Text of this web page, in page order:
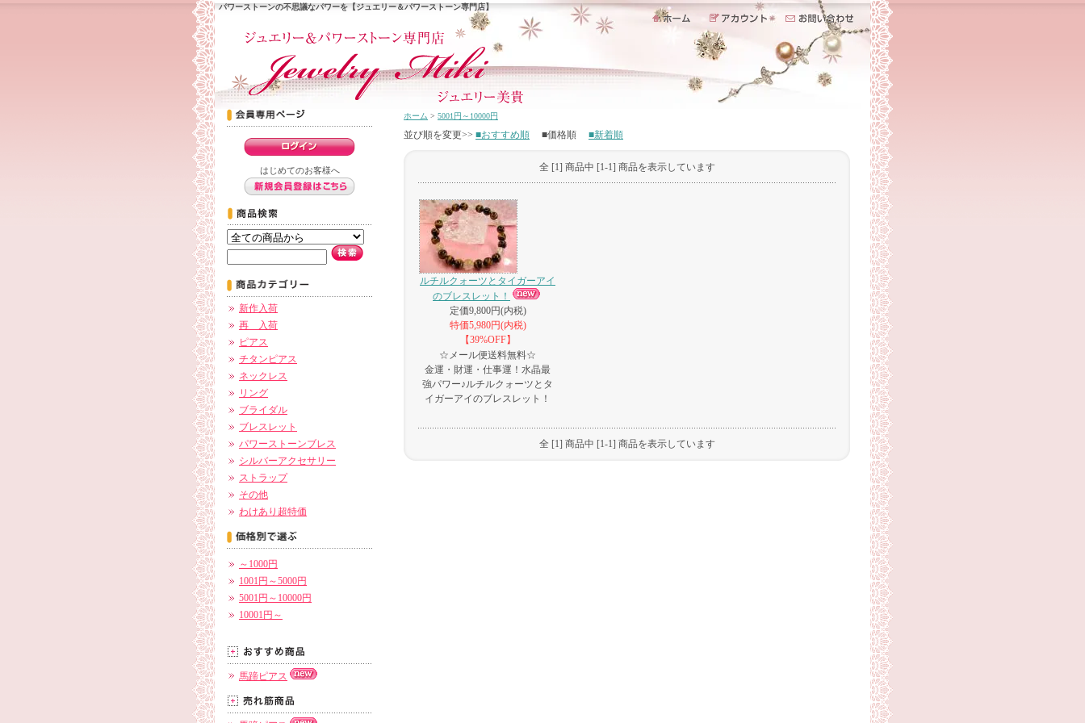
パワーストーンの不思議なパワーを【ジュエリー＆パワーストーン専門店】
はじめてのお客様へ
新作入荷
再 入荷
ピアス
チタンピアス
ネックレス
リング
ブライダル
ブレスレット
パワーストーンブレス
シルバーアクセサリー
ストラップ
その他
わけあり超特価
～1000円
1001円～5000円
5001円～10000円
10001円～
馬蹄ピアス
ホーム > 5001円～10000円
並び順を変更>> ■おすすめ順 ■価格順 ■新着順
全 [1] 商品中 [1-1] 商品を表示しています
ルチルクォーツとタイガーアイ
のブレスレット！
定価9,800円(内税)
特価5,980円(内税)
【39%OFF】
☆メール便送料無料☆
金運・財運・仕事運！水晶最
強パワー♪ルチルクォーツとタ
イガーアイのブレスレット！
全 [1] 商品中 [1-1] 商品を表示しています